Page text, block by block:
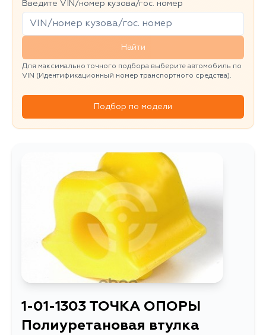
Введите VIN/номер кузова/гос. номер
Найти
Для максимально точного подбора выберите автомобиль по
VIN (Идентификационный номер транспортного средства).
Подбор по модели
1-01-1303 ТОЧКА ОПОРЫ
Полиуретановая втулка